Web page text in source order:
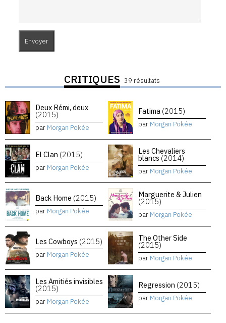
CRITIQUES 39 résultats
Deux Rémi, deux
(2015)
par Morgan Pokée
Fatima (2015)
par Morgan Pokée
El Clan (2015)
par Morgan Pokée
Les Chevaliers
blancs (2014)
par Morgan Pokée
Back Home (2015)
par Morgan Pokée
Marguerite & Julien
(2015)
par Morgan Pokée
Les Cowboys (2015)
par Morgan Pokée
The Other Side
(2015)
par Morgan Pokée
Les Amitiés invisibles
(2015)
par Morgan Pokée
Regression (2015)
par Morgan Pokée